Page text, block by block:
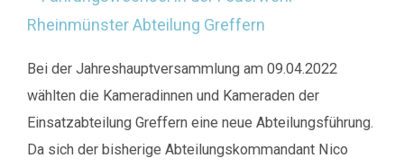
Bei der Jahreshauptversammlung am 09.04.2022
wählten die Kameradinnen und Kameraden der
Einsatzabteilung Greffern eine neue Abteilungsführung.
Da sich der bisherige Abteilungskommandant Nico